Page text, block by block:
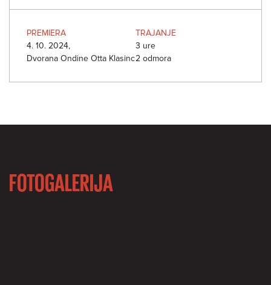
PREMIERA
4. 10. 2024,
Dvorana Ondine Otta Klasinc
TRAJANJE
3 ure
2 odmora
FOTOGALERIJA